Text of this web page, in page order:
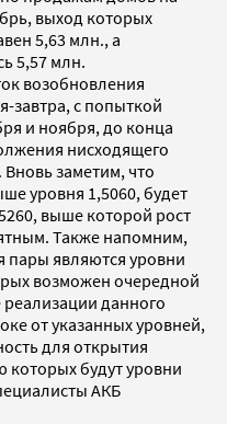
выход которых
5,63 млн., а
5,57 млн.
возобновления
завтра, с попыткой
и ноября, до конца
нисходящего
заметим, что
уровня 1,5060, будет
выше которой рост
Также напомним,
являются уровни
возможен очередной
данного
от указанных уровней,
для открытия
будут уровни
АКБ